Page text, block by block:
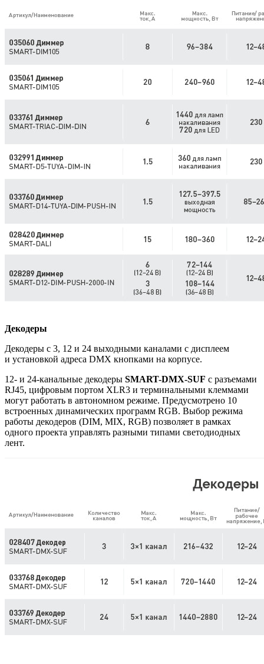
Декодеры
Декодеры с 3, 12 и 24 выходными каналами с дисплеем
и установкой адреса DMX кнопками на корпусе.
12- и 24-канальные декодеры SMART-DMX-SUF с разъемами
RJ45, цифровым портом XLR3 и терминальными клеммами
могут работать в автономном режиме. Предусмотрено 10
встроенных динамических программ RGB. Выбор режима
работы декодеров (DIM, MIX, RGB) позволяет в рамках
одного проекта управлять разными типами светодиодных
лент.